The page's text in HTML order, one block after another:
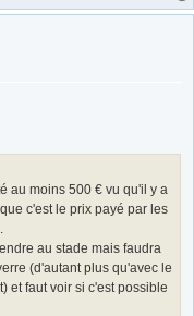
au moins 500 € vu qu'il y a
c'est le prix payé par les
au stade mais faudra
(d'autant plus qu'avec le
et faut voir si c'est possible